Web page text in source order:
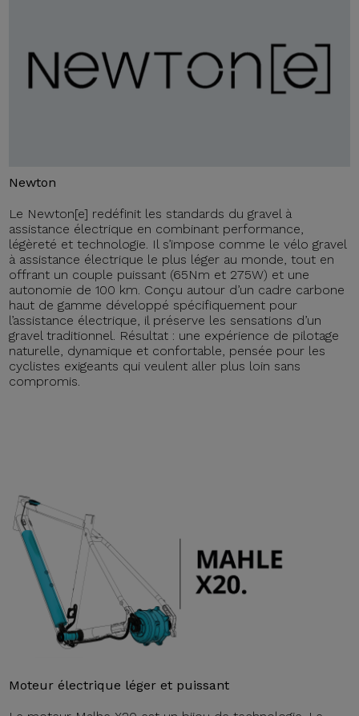
Newton
Le Newton[e] redéfinit les standards du gravel à
assistance électrique en combinant performance,
légèreté et technologie. Il s’impose comme le vélo gravel
à assistance électrique le plus léger au monde, tout en
offrant un couple puissant (65Nm et 275W) et une
autonomie de 100 km. Conçu autour d’un cadre carbone
haut de gamme développé spécifiquement pour
l’assistance électrique, il préserve les sensations d’un
gravel traditionnel. Résultat : une expérience de pilotage
naturelle, dynamique et confortable, pensée pour les
cyclistes exigeants qui veulent aller plus loin sans
compromis.
Moteur électrique léger et puissant